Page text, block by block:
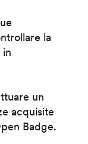
la
in
un
acquisite
Badge.